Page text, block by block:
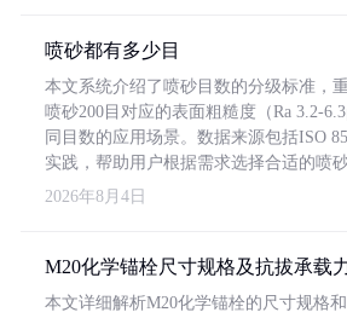
喷砂都有多少目
本文系统介绍了喷砂目数的分级标准，
喷砂200目对应的表面粗糙度（Ra 3.2-
同目数的应用场景。数据来源包括ISO
实践，帮助用户根据需求选择合适的喷砂
2026年8月4日
M20化学锚栓尺寸规格及抗拔承载
本文详细解析M20化学锚栓的尺寸规格